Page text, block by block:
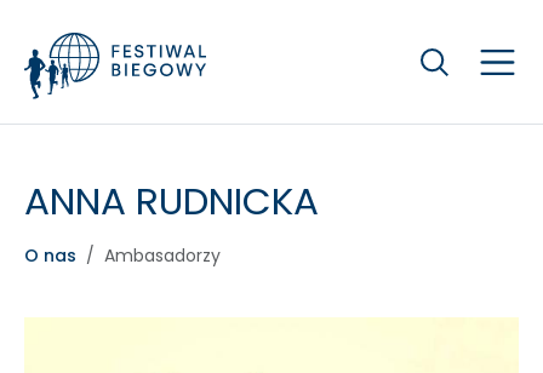
Szukaj
ANNA RUDNICKA
O nas Ambasadorzy